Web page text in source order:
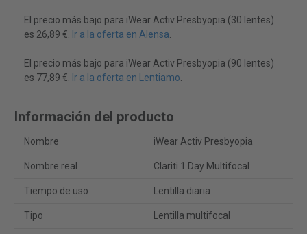
El precio más bajo para iWear Activ Presbyopia (30 lentes)
es 26,89 €. Ir a la oferta en Alensa.
El precio más bajo para iWear Activ Presbyopia (90 lentes)
es 77,89 €. Ir a la oferta en Lentiamo.
Información del producto
Nombre iWear Activ Presbyopia
Nombre real Clariti 1 Day Multifocal
Tiempo de uso Lentilla diaria
Tipo Lentilla multifocal